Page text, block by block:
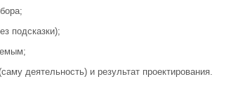
подсказки);
деятельность) и результат про­ектирования.